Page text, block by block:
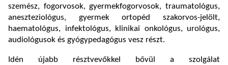
szemész, fogorvosok, gyermekfogorvosok, traumatológus,
aneszteziológus, gyermek ortopéd szakorvos-jelölt,
haematológus, infektológus, klinikai onkológus, urológus,
audiológusok és gyógypedagógus vesz részt.
Idén újabb résztvevőkkel bővül a szolgálat